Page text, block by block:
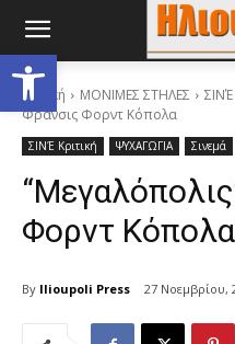
Ανοίξτε τη γραμμή εργαλείων
Αρχική ΜΟΝΙΜΕΣ ΣΤΗΛΕΣ ΣΙΝΈ
Φράνσις Φορντ Κόπολα
ΣΙΝΈ Κριτική ΨΥΧΑΓΩΓΙΑ Σινεμά
Φορντ Κόπολα
By Ilioupoli Press 27 Νοεμβρίου,